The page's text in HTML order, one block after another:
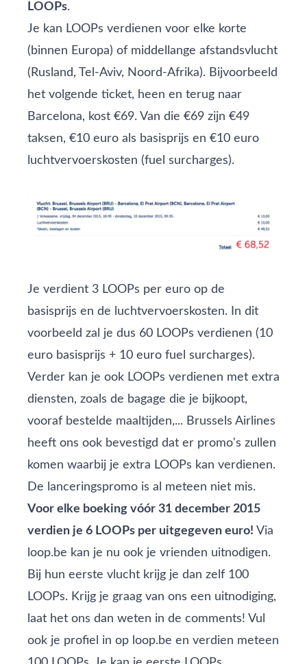
LOOPs.
Je kan LOOPs verdienen voor elke korte
(binnen Europa) of middellange afstandsvlucht
(Rusland, Tel-Aviv, Noord-Afrika). Bijvoorbeeld
het volgende ticket, heen en terug naar
Barcelona, kost €69. Van die €69 zijn €49
taksen, €10 euro als basisprijs en €10 euro
luchtvervoerskosten (fuel surcharges).
Je verdient 3 LOOPs per euro op de
basisprijs en de luchtvervoerskosten. In dit
voorbeeld zal je dus 60 LOOPs verdienen (10
euro basisprijs + 10 euro fuel surcharges).
Verder kan je ook LOOPs verdienen met extra
diensten, zoals de bagage die je bijkoopt,
vooraf bestelde maaltijden,... Brussels Airlines
heeft ons ook bevestigd dat er promo's zullen
komen waarbij je extra LOOPs kan verdienen.
De lanceringspromo is al meteen niet mis.
Voor elke boeking vóór 31 december 2015
verdien je 6 LOOPs per uitgegeven euro! Via
loop.be kan je nu ook je vrienden uitnodigen.
Bij hun eerste vlucht krijg je dan zelf 100
LOOPs. Krijg je graag van ons een uitnodiging,
laat het ons dan weten in de comments! Vul
ook je profiel in op loop.be en verdien meteen